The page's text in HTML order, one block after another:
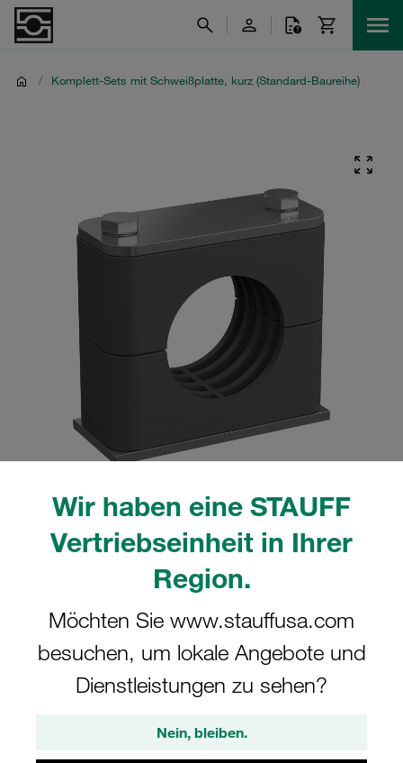
Wir haben eine STAUFF
Vertriebseinheit in Ihrer
Region.
Möchten Sie www.stauffusa.com
besuchen, um lokale Angebote und
Dienstleistungen zu sehen?
Nein, bleiben.
/ Komplett-Sets mit Schweißplatte, kurz (Standard-Baureihe)
tatsächlichen Produkt abweichen.
Mehr anzeigen
Komplettschelle Standard-Baureihe Gr.
3 Ø20mm Polyamid W10 Anschweißpl.,
kurz Deckpl., AS-Schraube gerippt, mit
Vorspannung
SP-320-PA-DP-AS-M-W10